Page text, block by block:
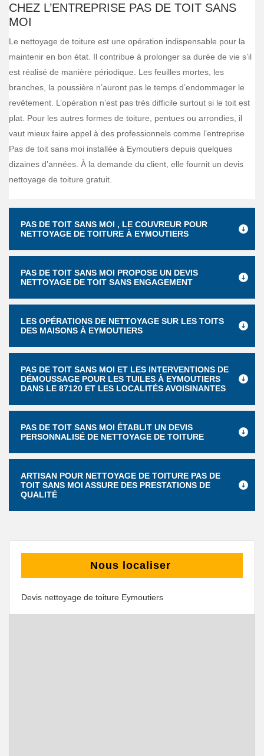
CHEZ L’ENTREPRISE PAS DE TOIT SANS
MOI
Le nettoyage de toiture est une opération indispensable pour la
maintenir en bon état. Il contribue à prolonger sa durée de vie s’il
est réalisé de manière périodique. Les feuilles mortes, les
branches, la poussière n’auront pas le temps d’endommager le
revêtement. L’opération n’est pas très difficile surtout si le toit est
plat. Pour les autres formes de toiture, pentues ou arrondies, il
vaut mieux faire appel à des professionnels comme l’entreprise
Pas de toit sans moi installée à Eymoutiers depuis quelques
dizaines d’années. À la demande du client, elle fournit un devis
nettoyage de toiture gratuit.
PAS DE TOIT SANS MOI , LE COUVREUR POUR
NETTOYAGE DE TOITURE À EYMOUTIERS
PAS DE TOIT SANS MOI PROPOSE UN DEVIS
NETTOYAGE DE TOIT SANS ENGAGEMENT
LES OPÉRATIONS DE NETTOYAGE SUR LES TOITS
DES MAISONS À EYMOUTIERS
PAS DE TOIT SANS MOI ET LES INTERVENTIONS DE
DÉMOUSSAGE POUR LES TUILES À EYMOUTIERS
DANS LE 87120 ET LES LOCALITÉS AVOISINANTES
PAS DE TOIT SANS MOI ÉTABLIT UN DEVIS
PERSONNALISÉ DE NETTOYAGE DE TOITURE
ARTISAN POUR NETTOYAGE DE TOITURE PAS DE
TOIT SANS MOI ASSURE DES PRESTATIONS DE
QUALITÉ
Nous localiser
Devis nettoyage de toiture Eymoutiers